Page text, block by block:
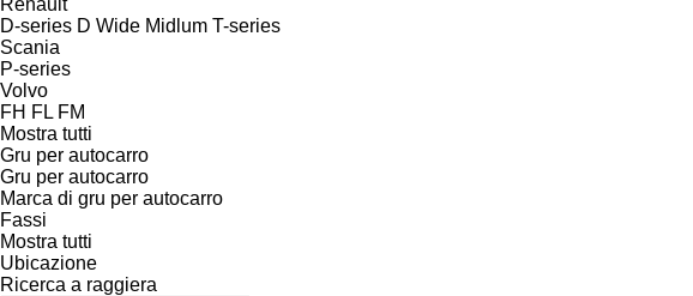
D-series D Wide Midlum T-series
Scania
P-series
Volvo
FH FL FM
Mostra tutti
Gru per autocarro
Gru per autocarro
Marca di gru per autocarro
Fassi
Mostra tutti
Ubicazione
Ricerca a raggiera